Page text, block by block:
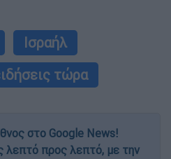
Ισραήλ
τώρα
στο Google News!
λεπτό προς λεπτό, με την